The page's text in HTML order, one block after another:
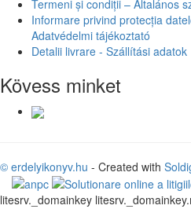
Termeni și condiții – Általános
Informare privind protecția
Adatvédelmi tájékoztató
Detalii livrare - Szállítási adatok
Kövess minket
© erdelyikonyv.hu - Created with
litesrv._domainkey